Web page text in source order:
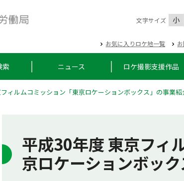
文字サイズ 小
お気に入りロケ地一覧
索 ニュース ロケ撮影支援作品
ィルムコミッション「東京ロケーションボックス」の事業紹
平成30年度 東京フィ
京ロケーションボッ